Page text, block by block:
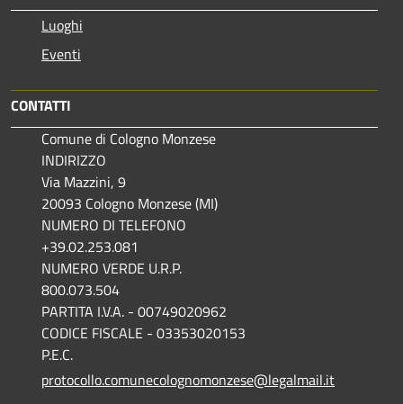
Luoghi
Eventi
CONTATTI
Comune di Cologno Monzese
INDIRIZZO
Via Mazzini, 9
20093 Cologno Monzese (MI)
NUMERO DI TELEFONO
+39.02.253.081
NUMERO VERDE U.R.P.
800.073.504
PARTITA I.V.A. - 00749020962
CODICE FISCALE - 03353020153
P.E.C.
protocollo.comunecolognomonzese@legalmail.it